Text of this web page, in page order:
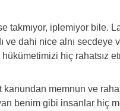
takmıyor, iplemiyor bile.
ve dahi nice alnı
hiç rahatsız
memnun ve
benim gibi insanlar hiç